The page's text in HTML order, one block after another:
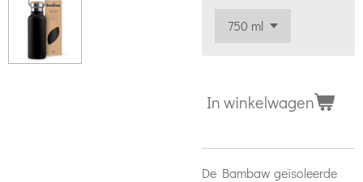
In winkelwagen
De Bambaw geïsoleerde